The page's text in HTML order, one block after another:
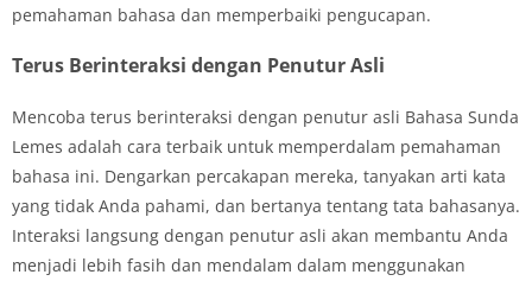
pemahaman bahasa dan memperbaiki pengucapan.
Terus Berinteraksi dengan Penutur Asli
Mencoba terus berinteraksi dengan penutur asli Bahasa Sunda
Lemes adalah cara terbaik untuk memperdalam pemahaman
bahasa ini. Dengarkan percakapan mereka, tanyakan arti kata
yang tidak Anda pahami, dan bertanya tentang tata bahasanya.
Interaksi langsung dengan penutur asli akan membantu Anda
menjadi lebih fasih dan mendalam dalam menggunakan